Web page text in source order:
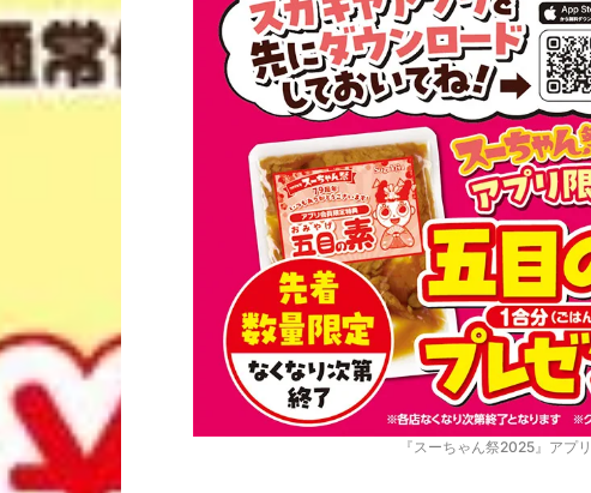
『スーちゃん祭2025』アプ